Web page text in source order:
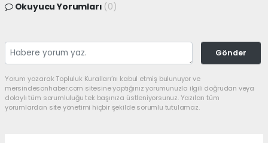
Okuyucu Yorumları (0)
Gönder
Yorum yazarak Topluluk Kuralları’nı kabul etmiş bulunuyor ve
mersindesonhaber.com sitesine yaptığınız yorumunuzla ilgili doğrudan veya
dolaylı tüm sorumluluğu tek başınıza üstleniyorsunuz. Yazılan tüm
yorumlardan site yönetimi hiçbir şekilde sorumlu tutulamaz.